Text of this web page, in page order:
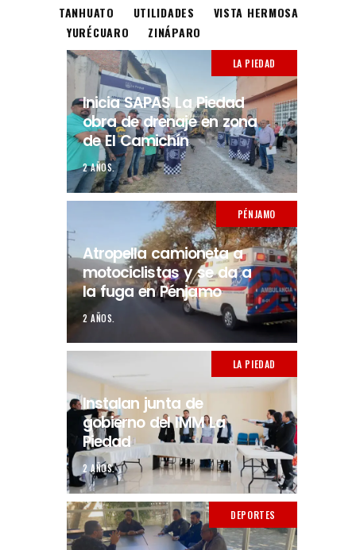
TANHUATO
UTILIDADES
VISTA HERMOSA
YURÉCUARO
ZINÁPARO
LA PIEDAD
Inicia SAPAS La Piedad
obra de drenaje en zona
de El Camichín
2 AÑOS.
PÉNJAMO
Atropella camioneta a
motociclistas y se da a
la fuga en Pénjamo
2 AÑOS.
LA PIEDAD
Instalan junta de
gobierno del IMM La
Piedad
2 AÑOS.
DEPORTES